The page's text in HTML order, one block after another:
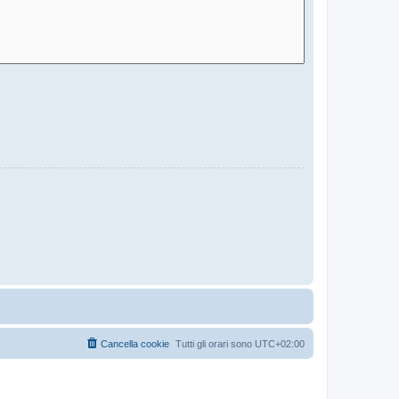
Tutti gli orari sono UTC+02:00
Cancella cookie